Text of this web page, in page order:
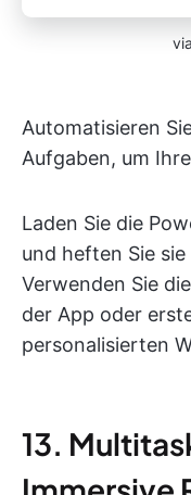
via
Automatisieren
Aufgaben, um
Laden Sie die
und heften Sie
Verwenden Sie
der App oder
personalisierten
13.